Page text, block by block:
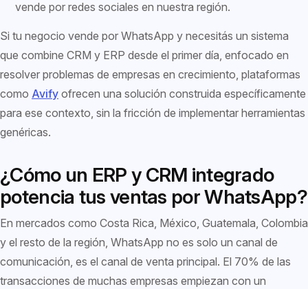
vende por redes sociales en nuestra región.
Si tu negocio vende por WhatsApp y necesitás un sistema
que combine CRM y ERP desde el primer día, enfocado en
resolver problemas de empresas en crecimiento, plataformas
como Avify ofrecen una solución construida específicamente
para ese contexto, sin la fricción de implementar herramientas
genéricas.
¿Cómo un ERP y CRM integrado
potencia tus ventas por WhatsApp?
En mercados como Costa Rica, México, Guatemala, Colombia
y el resto de la región, WhatsApp no es solo un canal de
comunicación, es el canal de venta principal. El 70% de las
transacciones de muchas empresas empiezan con un